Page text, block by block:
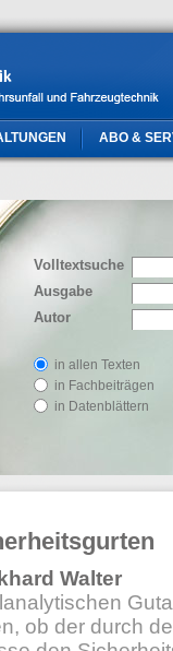
ABO &
Volltextsuche
Ausgabe
Autor
in allen Texten
in Fachbeiträgen
in Datenblättern
Walter
ob der durch